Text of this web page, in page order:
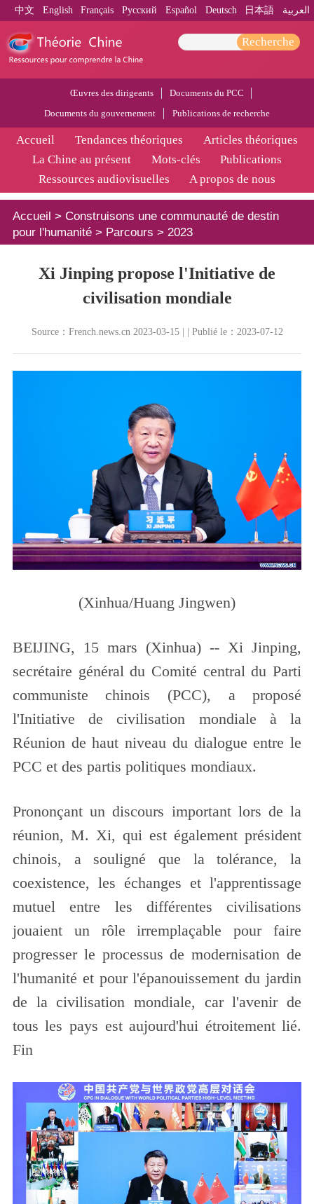
中文 English Français Pусский Español Deutsch 日本語 العربية
Recherche
Œuvres des dirigeants
Documents du PCC
Documents du gouvernement
Publications de recherche
Accueil Tendances théoriques
Articles théoriques
La Chine au présent
Mots-clés
Publications
Ressources audiovisuelles
A propos de nous
Accueil > Construisons une communauté de destin
pour l'humanité> Parcours > 2023
Xi Jinping propose l'Initiative de
civilisation mondiale
Source：French.news.cn 2023-03-15 | | Publié le：2023-07-12
(Xinhua/Huang Jingwen)
BEIJING, 15 mars (Xinhua) -- Xi Jinping,
secrétaire général du Comité central du Parti
communiste chinois (PCC), a proposé
l'Initiative de civilisation mondiale à la
Réunion de haut niveau du dialogue entre le
PCC et des partis politiques mondiaux.
Prononçant un discours important lors de la
réunion, M. Xi, qui est également président
chinois, a souligné que la tolérance, la
coexistence, les échanges et l'apprentissage
mutuel entre les différentes civilisations
jouaient un rôle irremplaçable pour faire
progresser le processus de modernisation de
l'humanité et pour l'épanouissement du jardin
de la civilisation mondiale, car l'avenir de
tous les pays est aujourd'hui étroitement lié.
Fin